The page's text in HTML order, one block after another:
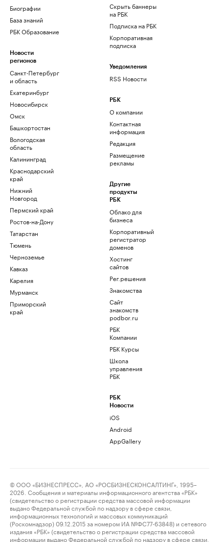
Биографии
База знаний
РБК Образование
Новости
регионов
Санкт-Петербург
и область
Екатеринбург
Новосибирск
Омск
Башкортостан
Вологодская
область
Калининград
Краснодарский
край
Нижний
Новгород
Пермский край
Ростов-на-Дону
Татарстан
Тюмень
Черноземье
Кавказ
Карелия
Мурманск
Приморский
край
Скрыть баннеры
на РБК
Подписка на РБК
Корпоративная
подписка
Уведомления
RSS Новости
РБК
О компании
Контактная
информация
Редакция
Размещение
рекламы
Другие
продукты
РБК
Облако для
бизнеса
Корпоративный
регистратор
доменов
Хостинг
сайтов
Рег.решения
Знакомства
Сайт
знакомств
podbor.ru
РБК
Компании
РБК Курсы
Школа
управления
РБК
РБК
Новости
iOS
Android
AppGallery
© ООО «БИЗНЕСПРЕСС», АО «РОСБИЗНЕСКОНСАЛТИНГ», 1995–
2026. Сообщения и материалы информационного агентства «РБК»
(свидетельство о регистрации средства массовой информации
выдано Федеральной службой по надзору в сфере связи,
информационных технологий и массовых коммуникаций
(Роскомнадзор) 09.12.2015 за номером ИА №ФС77-63848) и сетевого
издания «РБК» (свидетельство о регистрации средства массовой
информации выдано Федеральной службой по надзору в сфере связи,